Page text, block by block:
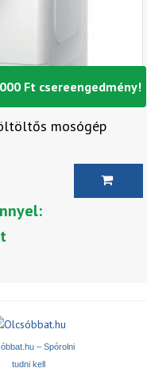
Ft csereengedmény!
mosógép
– Spórolni
tudni kell